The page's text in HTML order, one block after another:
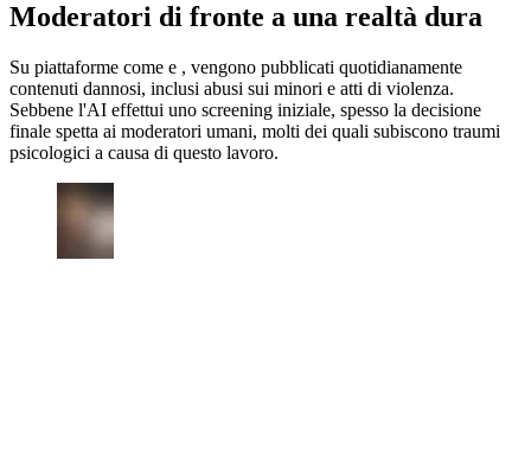
Moderatori di fronte a una realtà dura
Su piattaforme come e , vengono pubblicati quotidianamente
contenuti dannosi, inclusi abusi sui minori e atti di violenza.
Sebbene l'AI effettui uno screening iniziale, spesso la decisione
finale spetta ai moderatori umani, molti dei quali subiscono traumi
psicologici a causa di questo lavoro.